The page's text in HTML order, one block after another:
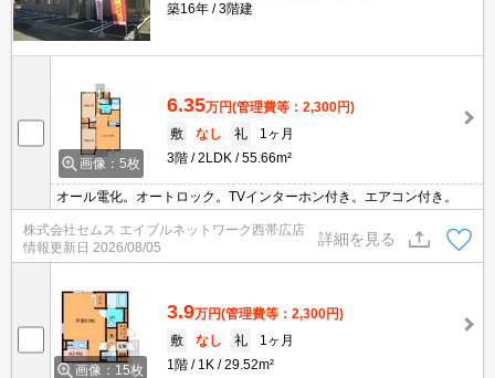
築16年
3階建
画像：5枚
6.35万円(管理費等：2,300円)
敷
なし 礼
1ヶ月
3階
2LDK 55.66m²
オール電化。オートロック。TVインターホン付き。エアコン付き。
株式会社セムス エイブルネットワーク西帯広店
情報更新日 2026/08/05
詳細を見る
画像：15枚
3.9万円(管理費等：2,300円)
敷
なし 礼
1ヶ月
1階
1K 29.52m²